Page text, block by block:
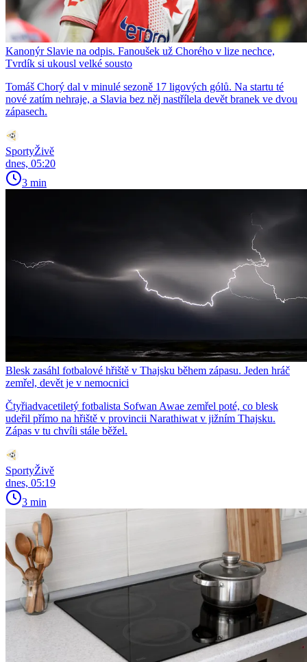
Kanonýr Slavie na odpis. Fanoušek už Chorého v lize nechce,
Tvrdík si ukousl velké sousto
Tomáš Chorý dal v minulé sezoně 17 ligových gólů. Na startu té
nové zatím nehraje, a Slavia bez něj nastřílela devět branek ve dvou
zápasech.
SportyŽivě
dnes, 05:20
3 min
Blesk zasáhl fotbalové hřiště v Thajsku během zápasu. Jeden hráč
zemřel, devět je v nemocnici
Čtyřiadvacetiletý fotbalista Sofwan Awae zemřel poté, co blesk
udeřil přímo na hřiště v provincii Narathiwat v jižním Thajsku.
Zápas v tu chvíli stále běžel.
SportyŽivě
dnes, 05:19
3 min